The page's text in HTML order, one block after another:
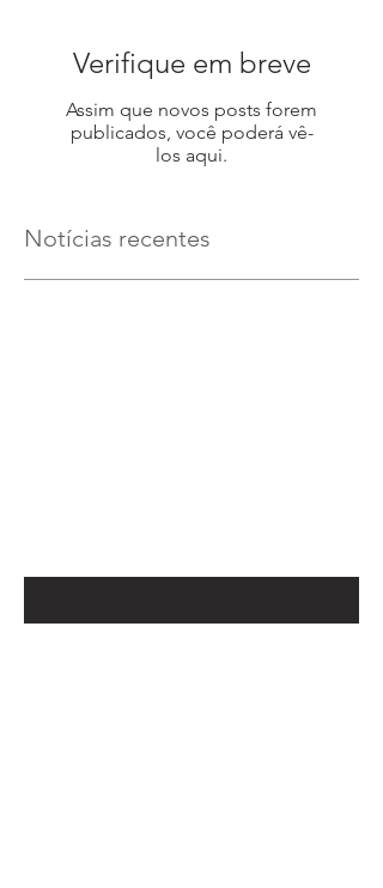
Verifique em breve
Assim que novos posts forem
publicados, você poderá vê-
los aqui.
Notícias recentes